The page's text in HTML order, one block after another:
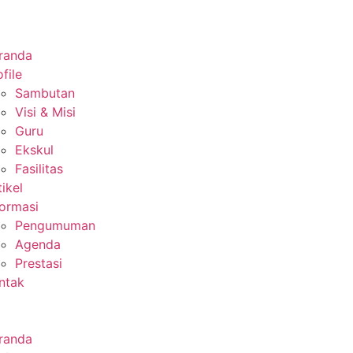
Sambutan
Visi & Misi
Guru
Ekskul
Fasilitas
Pengumuman
Agenda
Prestasi